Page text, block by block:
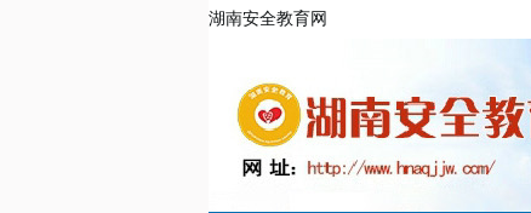
湖南安全教育网
• 2026年小型石料生产线如
性益生菌品牌深度横评，这
• 湖南省怀化市辰溪县黄溪